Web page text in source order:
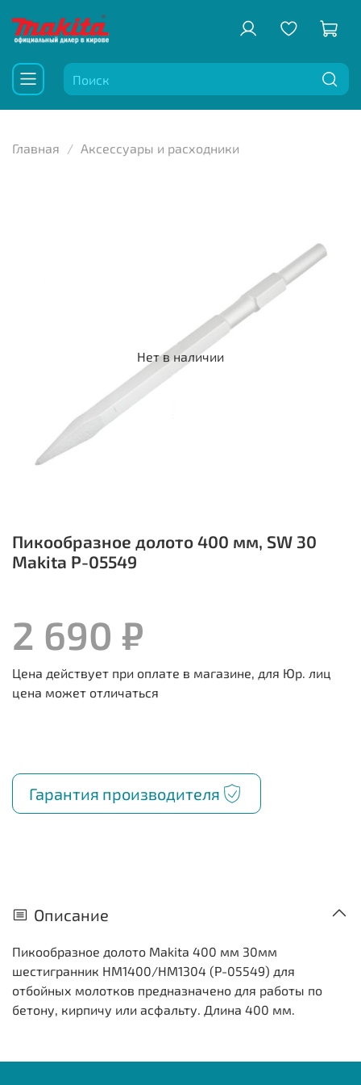
Главная Аксессуары и расходники
Нет в наличии
Пикообразное долото 400 мм, SW 30
Makita P-05549
2 690 ₽
Гарантия производителя
Описание
Пикообразное долото Makita 400 мм 30мм
шестигранник HM1400/HM1304 (P-05549) для
отбойных молотков предназначено для работы по
бетону, кирпичу или асфальту. Длина 400 мм.